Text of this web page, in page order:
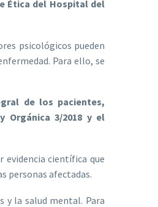
Ética del Hospital del
psicológicos pueden
Para ello, se
de los pacientes,
Orgánica 3/2018 y el
científica que
personas afectadas.
y la salud mental. Para